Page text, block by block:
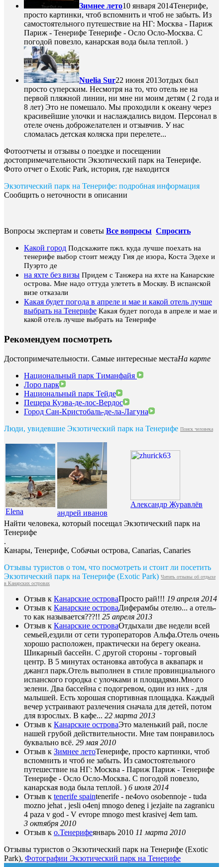
Зимнее лето10 января 2014Тенерифе,
просто картинки, чтоб вспомнить и чтоб не забыть. Из
самостоятельного путешествие на НГ: Москва - Париж
Париж - Тенерифе Тенерифе - Осло Осло-Москва. C
погодой повезло, канарская вода была теплой. )
Nuelia Sur22 июня 2013отдых был
просто суперским. Несмотря на то, что отель не на
первой пляжной линии, ни мне ни моим детям ( 2 года и
8 лет) Это не помешало. Мы проходили к океану через
красивейшие улочки и наслаждались видом. Персонал в
отеле очень доброжелателен и отзывчив. У нас
сломалась детская коляска при перелете...
Фотоотчеты и отзывы о поездке и посещении
достопримечательности Экзотический парк на Тенерифе.
Фото отчет о Exotic Park, история, где находится
Экзотический парк на Тенерифе: подробная информация
Сообщить о неточности в описании
Вопросы экспертам и советы Все вопросы Спросить
Какой город Подскажите пжл. куда лучше поехать на
тенерифе выбор стоит между Гия де изора, Коста Эдехе и
Пуэрто де
на яхте без визы Придем с Танжера на яхте на Канарские
острова. Мне надо оттуда улететь в Москву. В испанской
визе отказали
Какая будет погода в апреле и мае и какой отель лучше
выбрать на Тенерифе Какая будет погода в апреле и мае и
какой отель лучше выбрать на Тенерифе
Рекомендуем посмотреть
Достопримечательности. Самые интересные местаНа карте
Национальный парк Тиманфайя
Лоро парк
Национальный парк Тейде
Пещера Куэва-де-лос-Вердос
Город Сан-Кристобаль-де-ла-Лагуна
Люди, увидевшие Экзотический парк на Тенерифе Поиск человека
Elena андрей иванов
Александр Журавлёв
Найти человека, который посещал Экзотический парк на
Тенерифе
.
Канары, Тенерифе, Собачьи острова, Canarias, Canaries
Отзывы туристов о том, что посмотреть и стоит ли посетить
Экзотический парк на Тенерифе (Exotic Park) Читать отзывы об отдыхе
в Канарских островах
Отзыв к Канарские островаПросто рай!!! 19 апреля 2014
Отзыв к Канарские островаДиферамбы отелю... а отель-
то как называется???!! 25 апреля 2013
Отзыв к Канарские островаОтдыхали две недели всей
семьей,ездили от сети туроператоров Альфа.Отель очень
хорошо расположен, практически на берегу океана.
Шикарный бассейн. С другой стороны - торговый
центр. В 5 минутах остановка автобуса в аквапарк и
джангл парк.Отель выполнен в стиле провинциального
испанского городка с улочками и площадями.Много
зелени. Два бассейна с подогревом, один из них - для
малышей. Есть хорошая спортивная площадка. Каждый
вечер устраивают разлечения сначала для детей, потом
для взрослых. В кафе... 22 марта 2013
Отзыв к Канарские островаЭто маленький рай, после
нашей грубой действительности. Мне там понравилось
буквально всё. 29 мая 2010
Отзыв к Зимнее летоТенерифе, просто картинки, чтоб
вспомнить и чтоб не забыть. Из самостоятельного
путешествие на НГ: Москва - Париж Париж - Тенерифе
Тенерифе - Осло Осло-Москва. C погодой повезло,
канарская вода была теплой. ) 6 июля 2014
Отзыв к tenerife spaintenerife - ne4ovo osobennoje - tuda
mozno jehat , jesli o4enj mnogo deneg i jezjaite na zagranicu
4 paza v god - V evrope mnogo mest krasivej 4em tam.
3 октября 2010
Отзыв к о.Тенерифеянварь 2010 11 марта 2010
Отзывы туристов о Экзотический парк на Тенерифе (Exotic
Park), Фотографии Экзотический парк на Тенерифе